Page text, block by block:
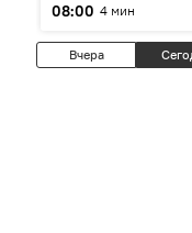
08:00 4 мин
Вчера